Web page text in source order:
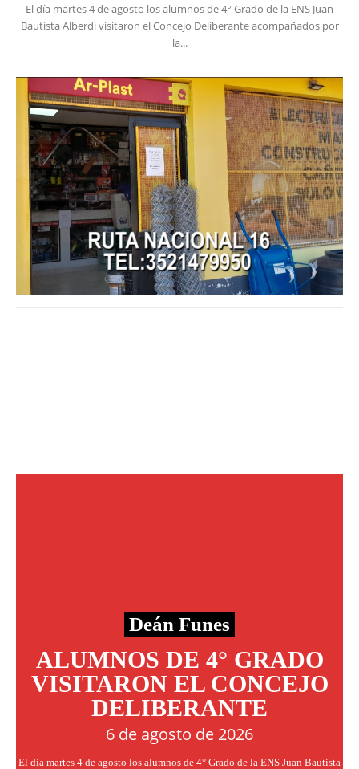
El día martes 4 de agosto los alumnos de 4° Grado de la ENS Juan
Bautista Alberdi visitaron el Concejo Deliberante acompañados por
la...
Deán Funes
ALUMNOS DE 4° GRADO
VISITARON EL CONCEJO
DELIBERANTE
6 de agosto de 2026
El día martes 4 de agosto los alumnos de 4° Grado de la ENS Juan Bautista